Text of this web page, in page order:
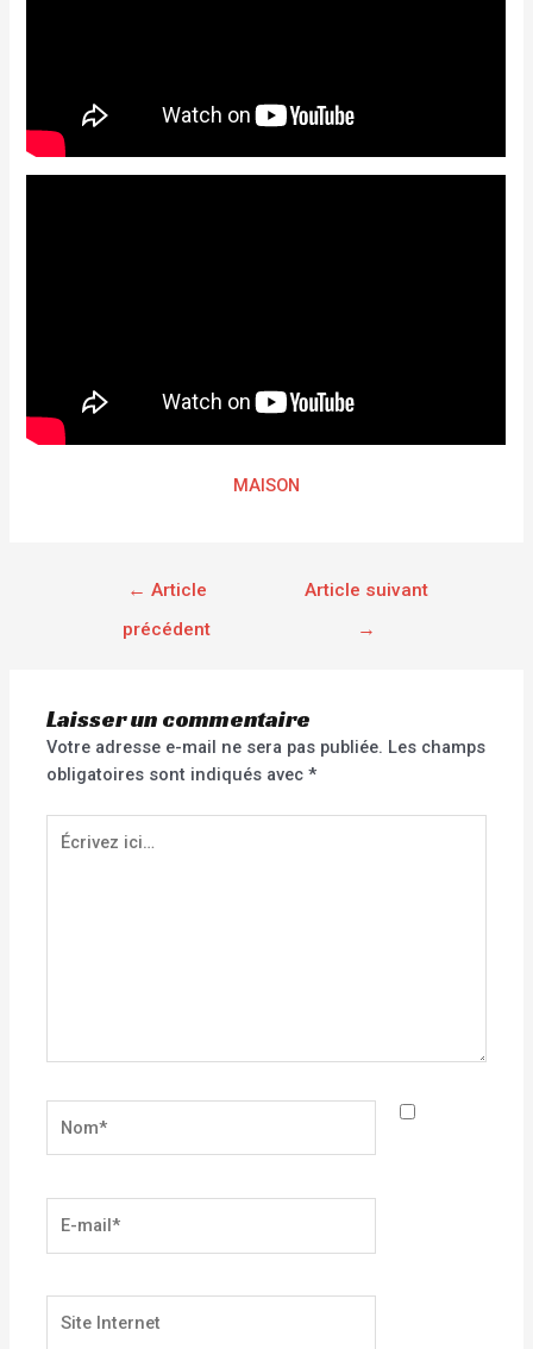
MAISON
← Article
précédent
Article suivant
→
Laisser un commentaire
Votre adresse e-mail ne sera pas publiée. Les champs
obligatoires sont indiqués avec*
Écrivez
ici…
mail*
Internet